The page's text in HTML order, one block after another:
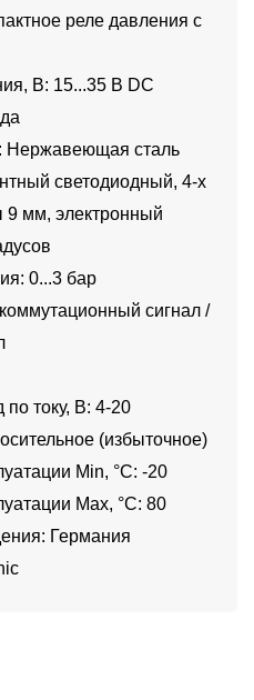
реле давления с
В: 15...35 В DC
Нержавеющая сталь
светодиодный, 4-х
мм, электронный
0...3 бар
сигнал /
току, В: 4-20
(избыточное)
Min, °C: -20
Max, °C: 80
Германия